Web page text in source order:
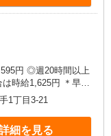
1,625円 ＊早朝
時給1,994円〜 ＊日曜
は時給1,545円 ＊
1丁目3-21
細を見る